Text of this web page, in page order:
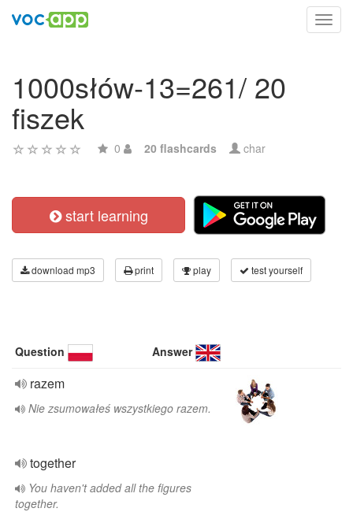
1000słów-13=261/ 20
fiszek
0 20 flashcards char
start learning
download mp3 print play test yourself
Question Answer
razem
Nie zsumowałeś wszystkiego razem.
together
You haven't added all the figures
together.